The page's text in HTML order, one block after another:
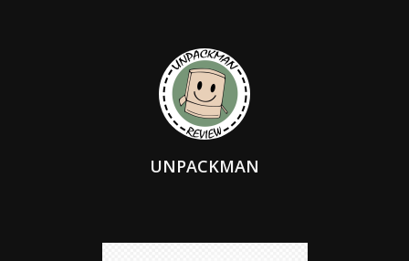
UNPACKMAN